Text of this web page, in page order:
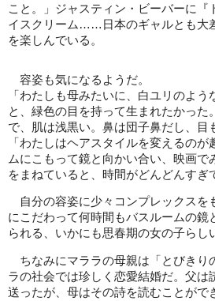
こと。」ジャスティン・ビーバーに『
イスクリーム……日本のギャルとも大
を楽しんでいる。
容姿も気になるようだ。
「わたしも母みたいに、白ユリのよう
と、緑色の目を持って生まれたかった
で、肌は浅黒い。鼻は団子鼻だし、目
「わたしはヘアスタイルを変えるの
ムにこもって鏡と向かい合い、映画で
をまねていると、時間がどんどんすぎ
自分の容姿に少々コンプレックスを
にこだわって何時間もバスルームの鏡
られる、いかにも思春期の女の子らし
ちなみにマララの母親は「とびきり
ラの社会では珍しく恋愛結婚だ。父は
送ったが、母はその詩を読むことがで